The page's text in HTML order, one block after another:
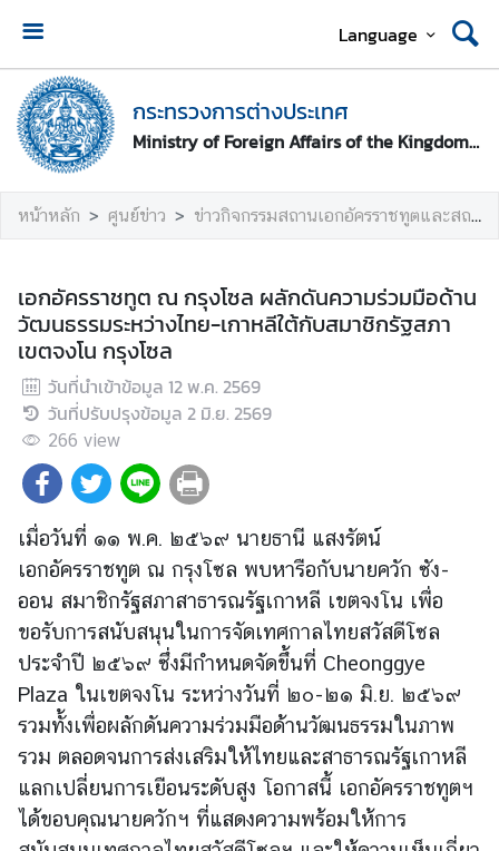
Language
กระทรวงการต่างประเทศ
Ministry of Foreign Affairs of the Kingdom of Thailand
ห
น้
า
ห
ลั
ก
ะ
ท
ร
ว
ง
ก
า
ร
ต่
า
ง
ป
ร
ะ
ท
ศ
โ
หน้าหลัก ศูนย์ข่าว ข่าวกิจกรรมสถานเอกอัครราชทูตและสถานกงสุลใหญ่
เอกอัครราชทูต ณ กรุงโซล ผลักดันความร่วมมือด้าน
วัฒนธรรมระหว่างไทย-เกาหลีใต้กับสมาชิกรัฐสภา
เขตจงโน กรุงโซล
วันที่นำเข้าข้อมูล 12 พ.ค. 2569
วันที่ปรับปรุงข้อมูล 2 มิ.ย. 2569
266 view
เมื่อวันที่ ๑๑ พ.ค. ๒๕๖๙ นายธานี แสงรัตน์
เอกอัครราชทูต ณ กรุงโซล พบหารือกับนายควัก ซัง-
ออน สมาชิกรัฐสภาสาธารณรัฐเกาหลี เขตจงโน เพื่อ
ขอรับการสนับสนุนในการจัดเทศกาลไทยสวัสดีโซล
ประจำปี ๒๕๖๙ ซึ่งมีกำหนดจัดขึ้นที่ Cheonggye
Plaza ในเขตจงโน ระหว่างวันที่ ๒๐-๒๑ มิ.ย. ๒๕๖๙
รวมทั้งเพื่อผลักดันความร่วมมือด้านวัฒนธรรมในภาพ
รวม ตลอดจนการส่งเสริมให้ไทยและสาธารณรัฐเกาหลี
แลกเปลี่ยนการเยือนระดับสูง โอกาสนี้ เอกอัครราชทูตฯ
ได้ขอบคุณนายควักฯ ที่แสดงความพร้อมให้การ